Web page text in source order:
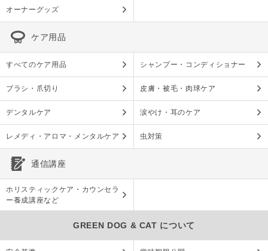
オーナーグッズ
ケア用品
すべてのケア用品 シャンプー・コンディショナー
ブラシ・爪切り 皮膚・被毛・肉球ケア
デンタルケア 涙やけ・耳のケア
レメディ・アロマ・メンタルケア 虫対策
通信講座
ホリスティックケア・カウンセラ
ー養成講座など
GREEN DOG & CAT について